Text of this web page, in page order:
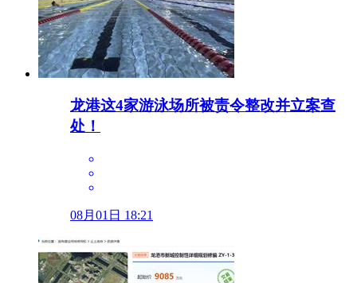
龙港这4家游泳场所被责令整改并立案查
处！
08月01日 18:21